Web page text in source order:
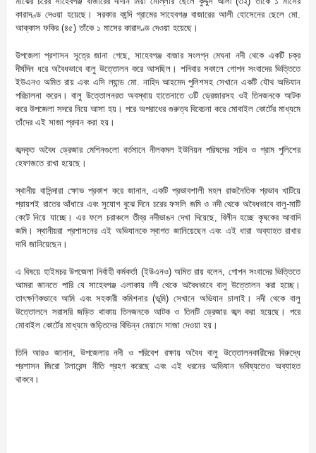
কারাদণ্ড দেওয়া হয়েছে। সরকার কান্দি গ্রামের সাহেবগঞ্জ বাজারের আলী হোসেনের ছেলে মো.
আক্কাস ফকির (৪৫) তাঁকে ১ মাসের কারাদণ্ড দেওয়া হয়েছে।
​উপজেলা প্রশাসন সূত্রে জানা গেছে, সাহেবগঞ্জ বাজার সংলগ্ন মেঘনা নদী থেকে একটি চক্র
দীর্ঘদিন ধরে অবৈধভাবে বালু উত্তোলন করে আসছিল। শনিবার সকালে গোপন সংবাদের ভিত্তিতে
ইউএনও অমিত রায় এবং এসি ল্যান্ড মো. নাহিদ আহমেদ পুলিশসহ সেখানে একটি যৌথ অভিযান
পরিচালনা করেন। বালু উত্তোলনরত অবস্থায় হাতেনাতে ৩টি ড্রেজারসহ ওই তিনজনকে আটক
করে উপজেলা সদরে নিয়ে আসা হয়। পরে অপরাধের গুরুত্ব বিবেচনা করে মোবাইল কোর্টের মাধ্যমে
তাঁদের এই সাজা প্রদান করা হয়।
​জব্দকৃত অবৈধ ড্রেজার মেশিনগুলো বর্তমানে নীলকমল ইউনিয়ন পরিষদের সচিব ও গ্রাম পুলিশের
হেফাজতে রাখা হয়েছে।
​স্থানীয় বাসিন্দারা ক্ষোভ প্রকাশ করে জানান, একটি প্রভাবশালী মহল রাজনৈতিক প্রভাব খাটিয়ে
প্রায়শই রাতের আঁধারে এবং সুযোগ বুঝে দিনে চরের ফসলি জমি ও নদী থেকে অবৈধভাবে বালু-মাটি
কেটে নিয়ে যাচ্ছে। এর ফলে চরাঞ্চলে তীব্র নদীভাঙন দেখা দিয়েছে, বিলীন হচ্ছে কৃষকের আবাদি
জমি। স্থানীয়রা প্রশাসনের এই অভিযানকে স্বাগত জানিয়েছেন এবং এই ধারা অব্যাহত রাখার
দাবি জানিয়েছেন।
​এ বিষয়ে হাইমচর উপজেলা নির্বাহী কর্মকর্তা (ইউএনও) অমিত রায় বলেন, গোপন সংবাদের ভিত্তিতে
আমরা জানতে পারি যে সাহেবগঞ্জ এলাকায় নদী থেকে অবৈধভাবে বালু উত্তোলন করা হচ্ছে।
তাৎক্ষণিকভাবে আমি এবং সহকারী কমিশনার (ভূমি) সেখানে অভিযান চালাই। নদী থেকে বালু
উত্তোলনে সরাসরি জড়িত থাকায় তিনজনকে আটক ও তিনটি ড্রেজার জব্দ করা হয়েছে। পরে
মোবাইল কোর্টের মাধ্যমে জড়িতদের বিভিন্ন মেয়াদে সাজা দেওয়া হয়।
​তিনি আরও জানান, উপজেলার নদী ও পরিবেশ রক্ষায় অবৈধ বালু উত্তোলনকারীদের বিরুদ্ধে
প্রশাসন জিরো টলারেন্স নীতি গ্রহণ করেছে এবং এই ধরনের অভিযান ভবিষ্যতেও অব্যাহত
থাকবে।